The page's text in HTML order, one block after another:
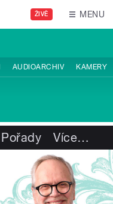
ŽIVĚ MENU
AUDIOARCHIV KAMERY
Pořady Více…